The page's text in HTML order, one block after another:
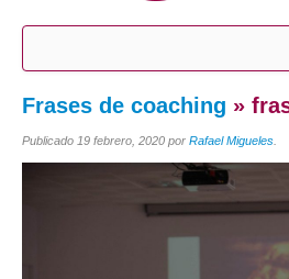
Coaching Personal
Frases de coaching »
Publicado 19 febrero, 2020 por Rafael Migueles